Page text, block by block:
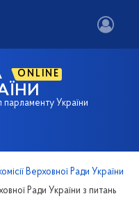
ONLINE
України
Верховної Ради України
Ради України з питань